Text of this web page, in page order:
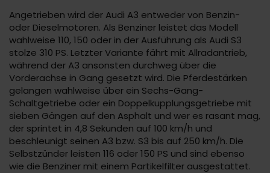
Angetrieben wird der Audi A3 entweder von Benzin-
oder Dieselmotoren. Als Benziner leistet das Modell
wahlweise 110, 150 oder in der Ausführung als Audi S3
stolze 310 PS. Letzter Variante fährt mit Allradantrieb,
während der A3 ansonsten durchweg über die
Vorderachse in Gang gesetzt wird. Die Pferdestärken
gelangen wahlweise über ein Sechs-Gang-
Schaltgetriebe oder ein Doppelkupplungsgetriebe mit
sieben Gängen auf den Asphalt und wer es rasant mag,
der sprintet in 4,8 Sekunden auf 100 km/h und
beschleunigt seinen A3 bzw. S3 bis auf 250 km/h. Die
Selbstzünder leisten 116 oder 150 PS und sind ebenso
wie die Benziner mit einem Partikelfilter ausgestattet.